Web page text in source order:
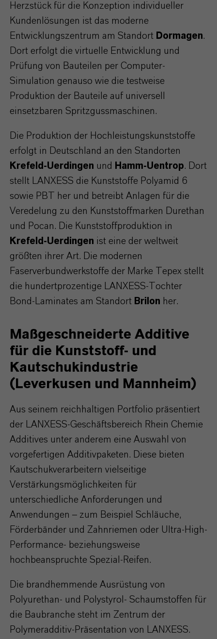
Herzstück für die Konzeption individueller
Kundenlösungen ist das moderne
Entwicklungszentrum am Standort Dormagen.
Dort erfolgt die virtuelle Entwicklung und
Prüfung von Bauteilen per Computer-
Simulation genauso wie die testweise
Produktion der Bauteile auf universell
einsetzbaren Spritzgussmaschinen.
Die Produktion der Hochleistungskunststoffe
erfolgt in Deutschland an den Standorten
Krefeld-Uerdingen und Hamm-Uentrop. Dort
stellt LANXESS die Kunststoffe Polyamid 6
sowie PBT her und betreibt Anlagen für die
Veredelung zu den Kunststoffmarken Durethan
und Pocan. Die Kunststoffproduktion in
Krefeld-Uerdingen ist eine der weltweit
größten ihrer Art. Die modernen
Faserverbundwerkstoffe der Marke Tepex stellt
die hundertprozentige LANXESS-Tochter
Bond-Laminates am Standort Brilon her.
Maßgeschneiderte Additive
für die Kunststoff- und
Kautschukindustrie
(Leverkusen und Mannheim)
Aus seinem reichhaltigen Portfolio präsentiert
der LANXESS-Geschäftsbereich Rhein Chemie
Additives unter anderem eine Auswahl von
vorgefertigen Additivpaketen. Diese bieten
Kautschukverarbeitern vielseitige
Verstärkungsmöglichkeiten für
unterschiedliche Anforderungen und
Anwendungen – zum Beispiel Schläuche,
Förderbänder und Zahnriemen oder Ultra-High-
Performance- beziehungsweise
hochbeanspruchte Spezial-Reifen.
Die brandhemmende Ausrüstung von
Polyurethan- und Polystyrol- Schaumstoffen für
die Baubranche steht im Zentrum der
Polymeradditiv-Präsentation von LANXESS.